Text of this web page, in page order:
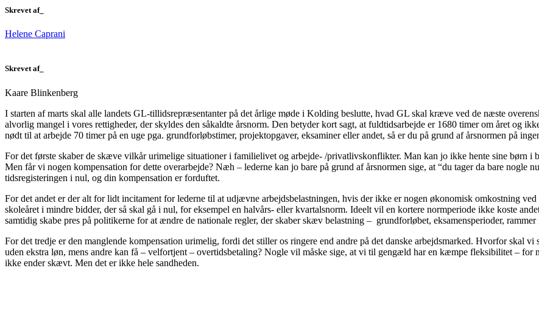
Skrevet af_
Helene Caprani
Skrevet af_
Kaare Blinkenberg
I starten af marts skal alle landets GL-tillidsrepræsentanter på det årlige møde i Kolding beslutte, hvad GL skal kræve ved de næste
alvorlig mangel i vores rettigheder, der skyldes den såkaldte årsnorm. Den betyder kort sagt, at fuldtidsarbejde er 1680 timer om året og
nødt til at arbejde 70 timer på en uge pga. grundforløbstimer, projektopgaver, eksaminer eller andet, så er du på grund af årsnormen på
For det første skaber de skæve vilkår urimelige situationer i familielivet og arbejde- /privatlivskonflikter. Man kan jo ikke hente sine børn i
Men får vi nogen kompensation for dette overarbejde? Næh – lederne kan jo bare på grund af årsnormen sige, at “du tager da bare nogle
tidsregisteringen i nul, og din kompensation er forduftet.
For det andet er der alt for lidt incitament for lederne til at udjævne arbejdsbelastningen, hvis der ikke er nogen økonomisk omkostning
skoleåret i mindre bidder, der så skal gå i nul, for eksempel en halvårs- eller kvartalsnorm. Ideelt vil en kortere normperiode ikke koste
samtidig skabe pres på politikerne for at ændre de nationale regler, der skaber skæv belastning – grundforløbet, eksamensperioder,
For det tredje er den manglende kompensation urimelig, fordi det stiller os ringere end andre på det danske arbejdsmarked. Hvorfor skal
uden ekstra løn, mens andre kan få – velfortjent – overtidsbetaling? Nogle vil måske sige, at vi til gengæld har en kæmpe fleksibilitet – for
ikke ender skævt. Men det er ikke hele sandheden.